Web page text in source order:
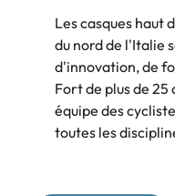
Les casques haut
du nord de l'Italie
d'innovation, de
Fort de plus de 25
équipe des
toutes les